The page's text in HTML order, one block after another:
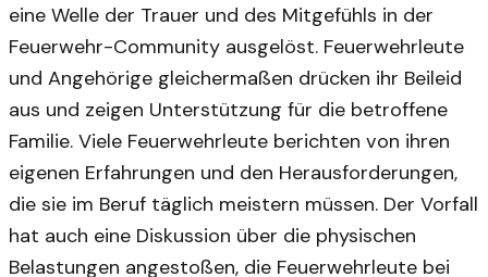
eine Welle der Trauer und des Mitgefühls in der
Feuerwehr-Community ausgelöst. Feuerwehrleute
und Angehörige gleichermaßen drücken ihr Beileid
aus und zeigen Unterstützung für die betroffene
Familie. Viele Feuerwehrleute berichten von ihren
eigenen Erfahrungen und den Herausforderungen,
die sie im Beruf täglich meistern müssen. Der Vorfall
hat auch eine Diskussion über die physischen
Belastungen angestoßen, die Feuerwehrleute bei